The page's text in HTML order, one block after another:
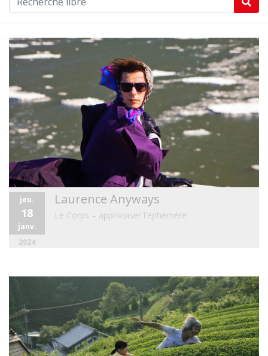
jeu.
18
janv.
2024
Laurence Anyways
Le Corps – apprivoiser l'éphémère